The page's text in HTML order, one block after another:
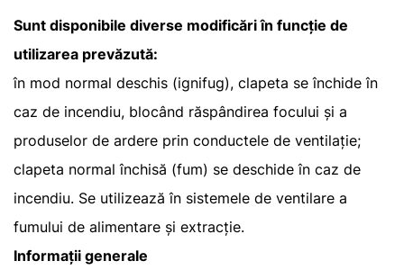
Sunt disponibile diverse modificări în funcție de
utilizarea prevăzută:
în mod normal deschis (ignifug), clapeta se închide în
caz de incendiu, blocând răspândirea focului și a
produselor de ardere prin conductele de ventilație;
clapeta normal închisă (fum) se deschide în caz de
incendiu. Se utilizează în sistemele de ventilare a
fumului de alimentare și extracție.
Informații generale